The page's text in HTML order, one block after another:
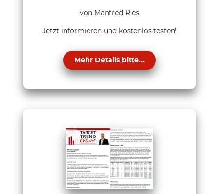
von Manfred Ries
Jetzt informieren und kostenlos testen!
Mehr Details bitte...